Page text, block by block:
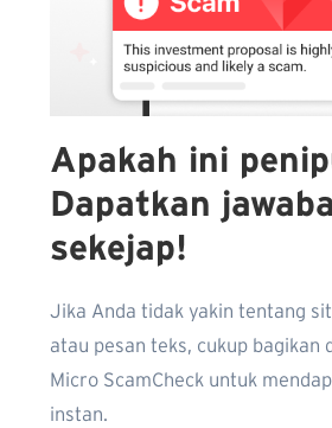
Apakah ini
Dapatkan
sekejap!
Jika Anda tidak yakin tentang
atau pesan teks, cukup bagikan
Micro ScamCheck untuk
instan.